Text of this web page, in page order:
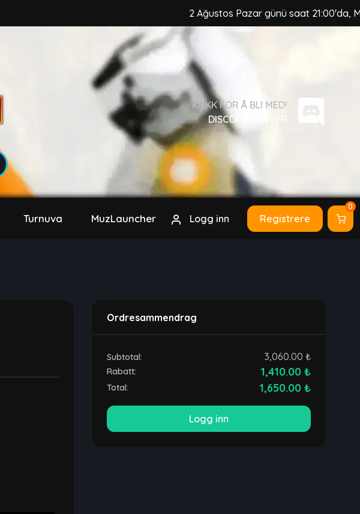
2 Ağustos Pazar günü saat 21:00'da,
KLIKK FOR Å BLI MED!
DISCORD SERVER
Logg inn Registrere
0
Turnuva MuzLauncher
Ordresammendrag
Subtotal: 3,060.00 ₺
Rabatt: 1,410.00 ₺
Total: 1,650.00 ₺
Logg inn